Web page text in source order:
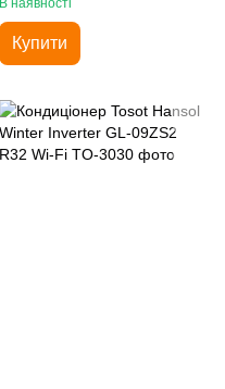
В наявності
Купити